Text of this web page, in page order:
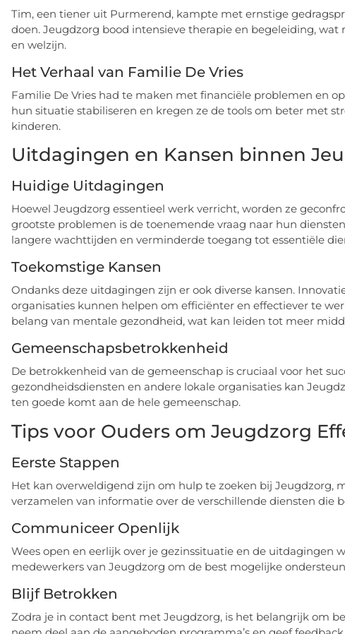
Tim, een tiener uit Purmerend, kampte met ernstige
doen. Jeugdzorg bood intensieve therapie en begeleiding,
en welzijn.
Het Verhaal van Familie De Vries
Familie De Vries had te maken met financiële problemen en
hun situatie stabiliseren en kregen ze de tools om beter met
kinderen.
Uitdagingen en Kansen binnen
Huidige Uitdagingen
Hoewel Jeugdzorg essentieel werk verricht, worden ze
grootste problemen is de toenemende vraag naar hun
langere wachttijden en verminderde toegang tot essentiële
Toekomstige Kansen
Ondanks deze uitdagingen zijn er ook diverse kansen.
organisaties kunnen helpen om efficiënter en effectiever te
belang van mentale gezondheid, wat kan leiden tot meer
Gemeenschapsbetrokkenheid
De betrokkenheid van de gemeenschap is cruciaal voor het
gezondheidsdiensten en andere lokale organisaties kan
ten goede komt aan de hele gemeenschap.
Tips voor Ouders om Jeugdzorg
Eerste Stappen
Het kan overweldigend zijn om hulp te zoeken bij Jeugdzorg,
verzamelen van informatie over de verschillende diensten die
Communiceer Openlijk
Wees open en eerlijk over je gezinssituatie en de uitdagingen
medewerkers van Jeugdzorg om de best mogelijke
Blijf Betrokken
Zodra je in contact bent met Jeugdzorg, is het belangrijk om